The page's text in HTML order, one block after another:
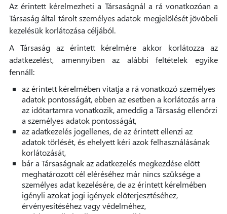
Az érintett kérelmezheti a Társaságnál a rá vonatkozóan a
Társaság által tárolt személyes adatok megjelölését jövőbeli
kezelésük korlátozása céljából.
A Társaság az érintett kérelmére akkor korlátozza az
adatkezelést, amennyiben az alábbi feltételek egyike
fennáll:
az érintett kérelmében vitatja a rá vonatkozó személyes
adatok pontosságát, ebben az esetben a korlátozás arra
az időtartamra vonatkozik, ameddig a Társaság ellenőrzi
a személyes adatok pontosságát,
az adatkezelés jogellenes, de az érintett ellenzi az
adatok törlését, és ehelyett kéri azok felhasználásának
korlátozását,
bár a Társaságnak az adatkezelés megkezdése előtt
meghatározott cél eléréséhez már nincs szüksége a
személyes adat kezelésére, de az érintett kérelmében
igényli azokat jogi igények előterjesztéséhez,
érvényesítéséhez vagy védelméhez,